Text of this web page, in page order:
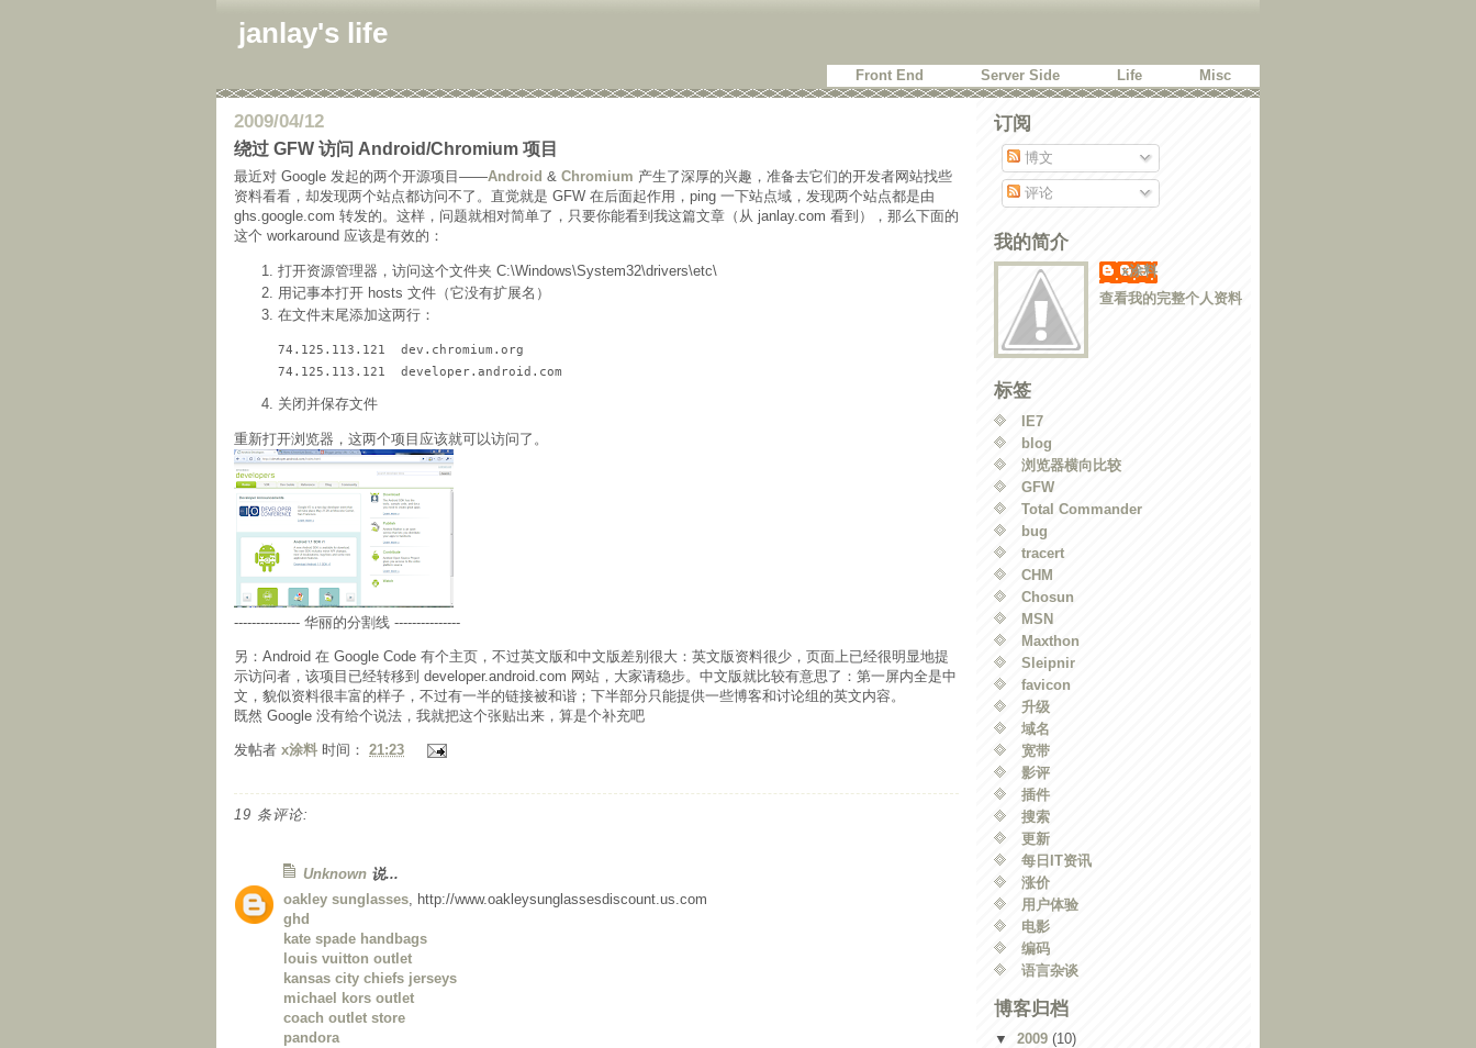
janlay's life
Front End Server Side Life Misc
2009/04/12
绕过 GFW 访问 Android/Chromium 项目
最近对 Google 发起的两个开源项目——Android & Chromium 产生了深厚的兴趣，准备去它们的开发者网站找些
资料看看，却发现两个站点都访问不了。直觉就是 GFW 在后面起作用，ping 一下站点域，发现两个站点都是由
ghs.google.com 转发的。这样，问题就相对简单了，只要你能看到我这篇文章（从 janlay.com 看到），那么下面的
这个 workaround 应该是有效的：
打开资源管理器，访问这个文件夹 C:\Windows\System32\drivers\etc\
用记事本打开 hosts 文件（它没有扩展名）
在文件末尾添加这两行：
74.125.113.121  dev.chromium.org
关闭并保存文件
重新打开浏览器，这两个项目应该就可以访问了。
--------------- 华丽的分割线 ---------------
另：Android 在 Google Code 有个主页，不过英文版和中文版差别很大：英文版资料很少，页面上已经很明显地提
示访问者，该项目已经转移到 developer.android.com 网站，大家请稳步。中文版就比较有意思了：第一屏内全是中
文，貌似资料很丰富的样子，不过有一半的链接被和谐；下半部分只能提供一些博客和讨论组的英文内容。
既然 Google 没有给个说法，我就把这个张贴出来，算是个补充吧
发帖者 x涂料 时间： 21:23
19 条评论:
Unknown 说...
oakley sunglasses, http://www.oakleysunglassesdiscount.us.com
ghd
kate spade handbags
louis vuitton outlet
kansas city chiefs jerseys
michael kors outlet
coach outlet store
pandora
订阅
博文
评论
我的简介
x涂料
查看我的完整个人资料
标签
IE7
blog
浏览器横向比较
GFW
Total Commander
bug
tracert
CHM
Chosun
MSN
Maxthon
Sleipnir
favicon
升级
域名
宽带
影评
插件
搜索
更新
每日IT资讯
涨价
用户体验
电影
编码
语言杂谈
博客归档
▼ 2009 (10)